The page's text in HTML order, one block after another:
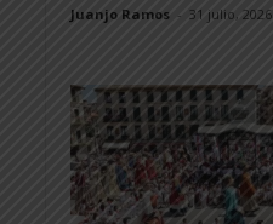
Juanjo Ramos - 31 julio, 2026